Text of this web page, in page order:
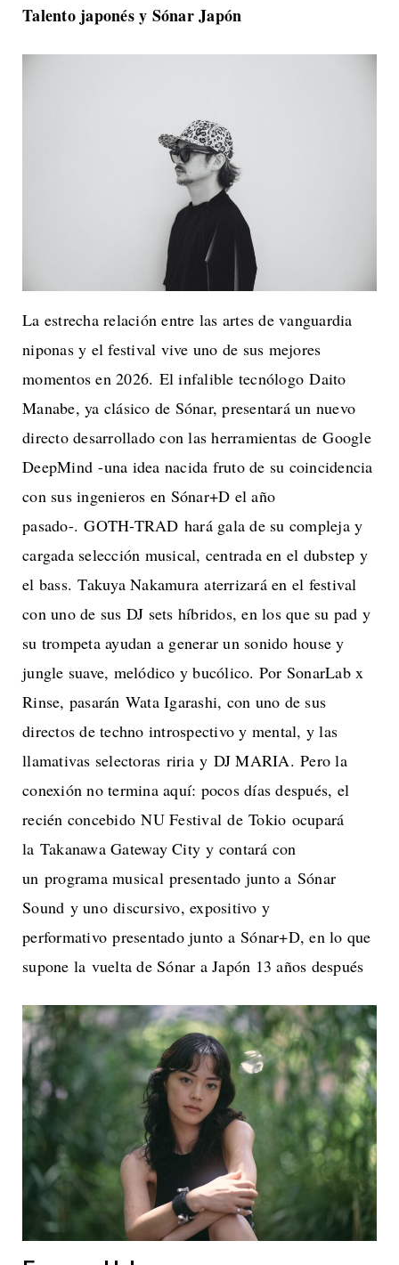
Talento japonés y Sónar Japón
La estrecha relación entre las artes de vanguardia
niponas y el festival vive uno de sus mejores
momentos en 2026. El infalible tecnólogo Daito
Manabe, ya clásico de Sónar, presentará un nuevo
directo desarrollado con las herramientas de Google
DeepMind -una idea nacida fruto de su coincidencia
con sus ingenieros en Sónar+D el año
pasado-. GOTH-TRAD hará gala de su compleja y
cargada selección musical, centrada en el dubstep y
el bass. Takuya Nakamura aterrizará en el festival
con uno de sus DJ sets híbridos, en los que su pad y
su trompeta ayudan a generar un sonido house y
jungle suave, melódico y bucólico. Por SonarLab x
Rinse, pasarán Wata Igarashi, con uno de sus
directos de techno introspectivo y mental, y las
llamativas selectoras riria y DJ MARIA. Pero la
conexión no termina aquí: pocos días después, el
recién concebido NU Festival de Tokio ocupará
la Takanawa Gateway City y contará con
un programa musical presentado junto a Sónar
Sound y uno discursivo, expositivo y
performativo presentado junto a Sónar+D, en lo que
supone la vuelta de Sónar a Japón 13 años después